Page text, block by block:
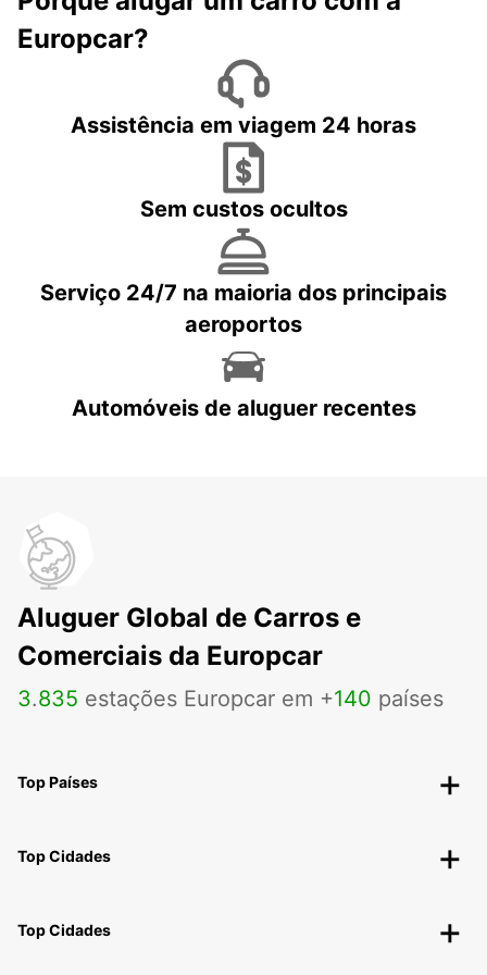
Europcar?
Assistência em viagem 24 horas
Sem custos ocultos
Serviço 24/7 na maioria dos principais
aeroportos
Automóveis de aluguer recentes
Aluguer Global de Carros e
Comerciais da Europcar
3.835 estações Europcar em +140 países
Top Países
Top Cidades
Top Cidades